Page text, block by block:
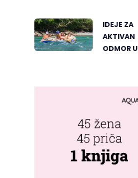
KUTAK
IDEJE ZA
AKTIVAN
ODMOR U